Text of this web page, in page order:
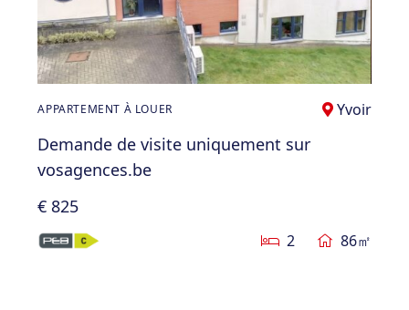
APPARTEMENT À LOUER Yvoir
Demande de visite uniquement sur
vosagences.be
€ 825
2 86㎡